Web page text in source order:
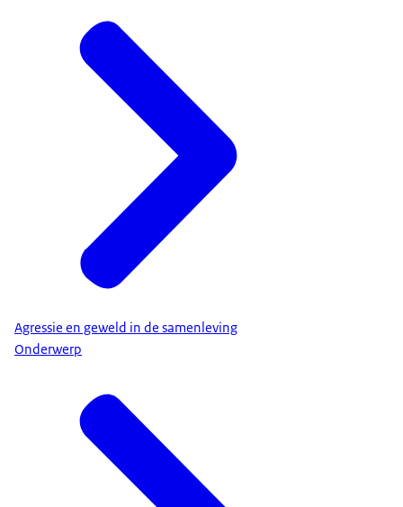
Agressie en geweld in de samenleving
Onderwerp